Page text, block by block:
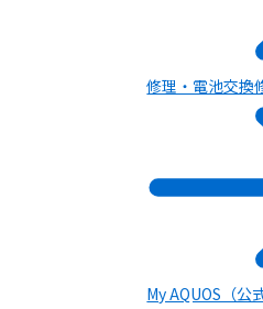
修理・電池交換
My AQUOS（公